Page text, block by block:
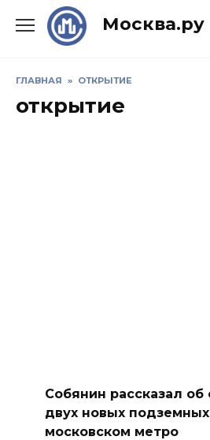
Москва.ру
ГЛАВНАЯ » ОТКРЫТИЕ
открытие
Собянин рассказал об
двух новых
московском метро